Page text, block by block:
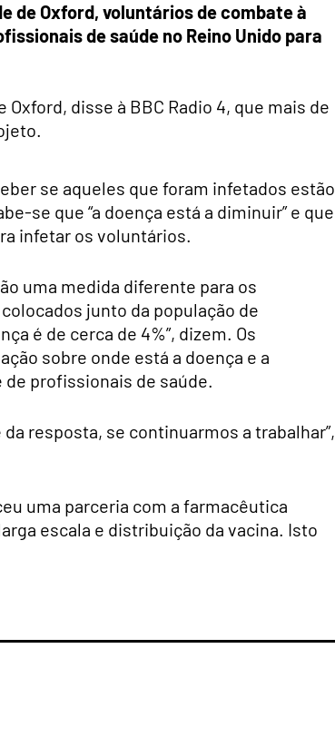
de Oxford, voluntários de combate à
de saúde no Reino Unido para
disse à BBC Radio 4, que mais de
se aqueles que foram infetados estão
se que “a doença está a diminuir” e que
infetar os voluntários.
uma medida diferente para os
junto da população de
é de cerca de 4%”, dizem. Os
sobre onde está a doença e a
profissionais de saúde.
resposta, se continuarmos a trabalhar”,
uma parceria com a farmacêutica
escala e distribuição da vacina. Isto